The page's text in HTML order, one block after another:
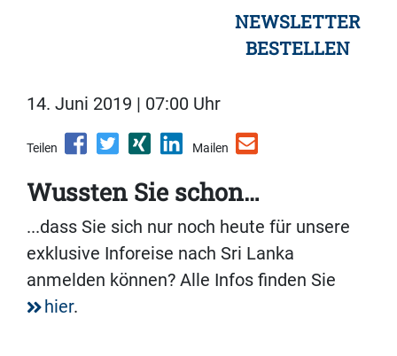
NEWSLETTER
BESTELLEN
14. Juni 2019 | 07:00 Uhr
Teilen Mailen
Wussten Sie schon…
...dass Sie sich nur noch heute für unsere
exklusive Inforeise nach Sri Lanka
anmelden können? Alle Infos finden Sie
hier.